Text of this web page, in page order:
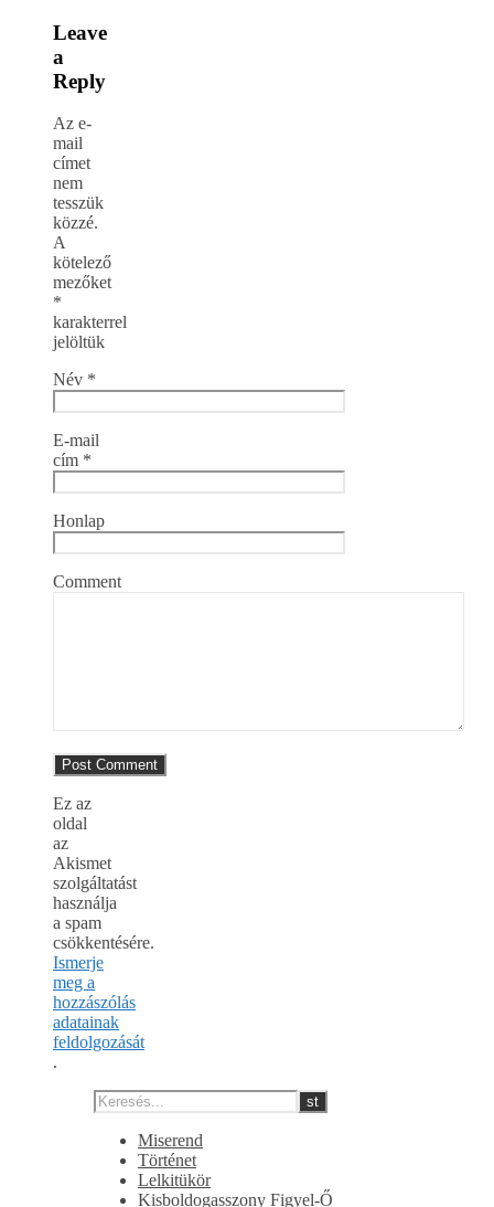
Leave
a
Reply
Az e-
mail
címet
nem
tesszük
közzé.
A
kötelező
mezőket
*
karakterrel
jelöltük
Név *
E-mail
cím *
Honlap
Comment
Ez az
oldal
az
Akismet
szolgáltatást
használja
a spam
csökkentésére.
Ismerje
meg a
hozzászólás
adatainak
feldolgozását
.
Miserend
Történet
Lelkitükör
Kisboldogasszony Figyel-Ő